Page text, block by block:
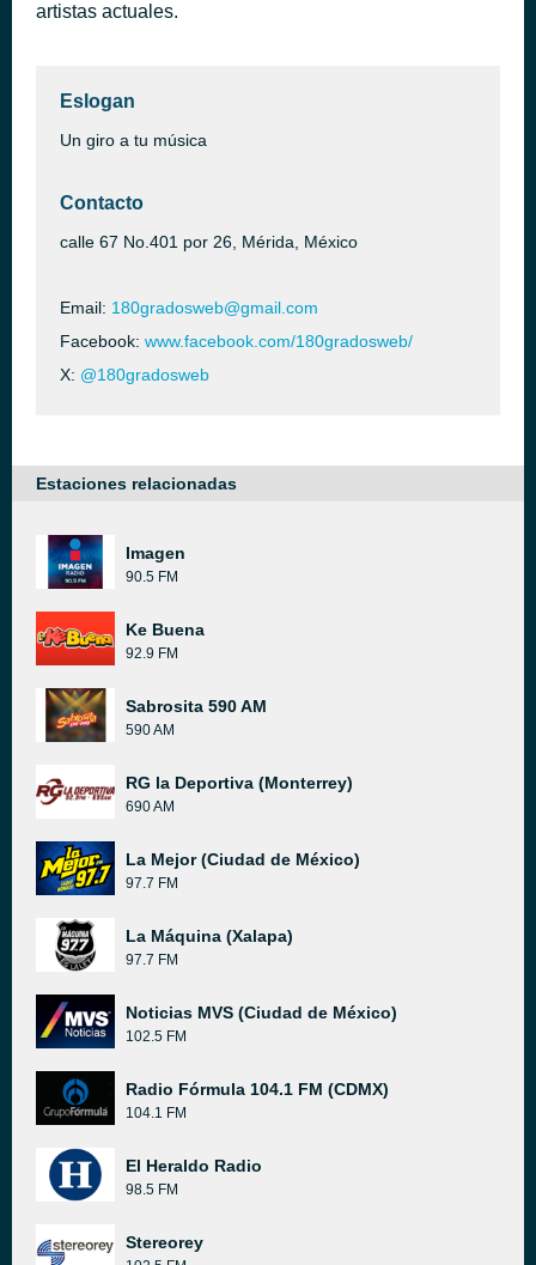
artistas actuales.
Eslogan
Un giro a tu música
Contacto
calle 67 No.401 por 26, Mérida, México
Email: 180gradosweb@gmail.com
Facebook: www.facebook.com/180gradosweb/
X: @180gradosweb
Estaciones relacionadas
Imagen
90.5 FM
Ke Buena
92.9 FM
Sabrosita 590 AM
590 AM
RG la Deportiva (Monterrey)
690 AM
La Mejor (Ciudad de México)
97.7 FM
La Máquina (Xalapa)
97.7 FM
Noticias MVS (Ciudad de México)
102.5 FM
Radio Fórmula 104.1 FM (CDMX)
104.1 FM
El Heraldo Radio
98.5 FM
Stereorey